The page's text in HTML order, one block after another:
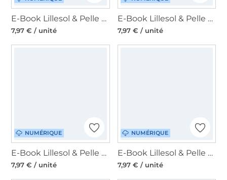
E-Book Lillesol & Pelle Jerseybluse Leanna, en allemand
7,97 € / unité
E-Book Lillesol & Pelle Basic T-Shirt Damen, en allemand
7,97 € / unité
NUMÉRIQUE
E-Book Lillesol & Pelle Kleid und Shirt Candela, en allemand
7,97 € / unité
NUMÉRIQUE
E-Book Lillesol & Pelle Kleid und Bluse Sombra, en allemand
7,97 € / unité